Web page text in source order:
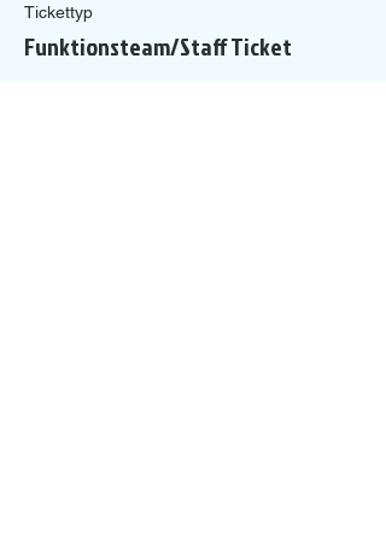
Tickettyp
Funktionsteam/Staff Ticket